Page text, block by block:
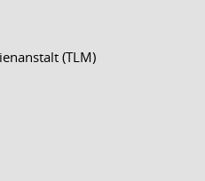
(TLM)